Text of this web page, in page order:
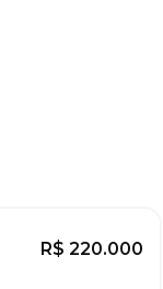
R$ 220.000